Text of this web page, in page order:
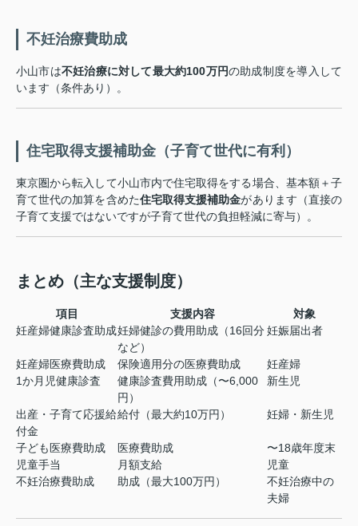
不妊治療費助成
小山市は不妊治療に対して最大約100万円の助成制度を導入して
います（条件あり）。
住宅取得支援補助金（子育て世代に有利）
東京圏から転入して小山市内で住宅取得をする場合、基本額＋子
育て世代の加算を含めた住宅取得支援補助金があります（直接の
子育て支援ではないですが子育て世代の負担軽減に寄与）。
まとめ（主な支援制度）
項目 支援内容
対象
妊産婦健康診査助成妊婦健診の費用助成（16回分
など）
妊娠届出者
妊産婦医療費助成 保険適用分の医療費助成
妊産婦
1か月児健康診査
健康診査費用助成（〜6,000
円）
新生児
出産・子育て応援給
付金
給付（最大約10万円） 妊婦・新生児
子ども医療費助成 医療費助成
〜18歳年度末
児童手当
月額支給
児童
不妊治療費助成
助成（最大100万円）
不妊治療中の
夫婦